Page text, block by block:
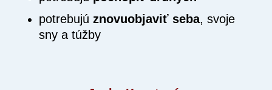
potrebujú znovuobjaviť seba, svoje
sny a túžby